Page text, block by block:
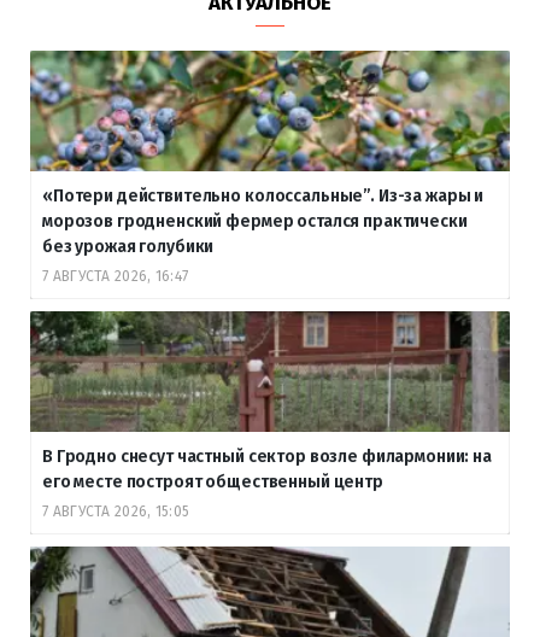
«Потери действительно колоссальные”. Из-за жары и
морозов гродненский фермер остался практически
без урожая голубики
7 АВГУСТА 2026, 16:47
В Гродно снесут частный сектор возле филармонии: на
его месте построят общественный центр
7 АВГУСТА 2026, 15:05